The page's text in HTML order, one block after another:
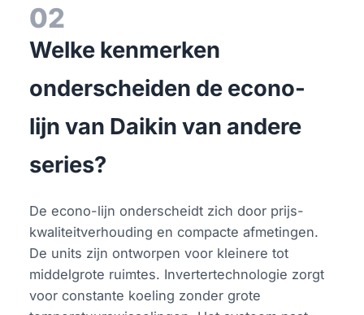
02
Welke kenmerken
onderscheiden de econo-
lijn van Daikin van andere
series?
De econo-lijn onderscheidt zich door prijs-
kwaliteitverhouding en compacte afmetingen.
De units zijn ontworpen voor kleinere tot
middelgrote ruimtes. Invertertechnologie zorgt
voor constante koeling zonder grote